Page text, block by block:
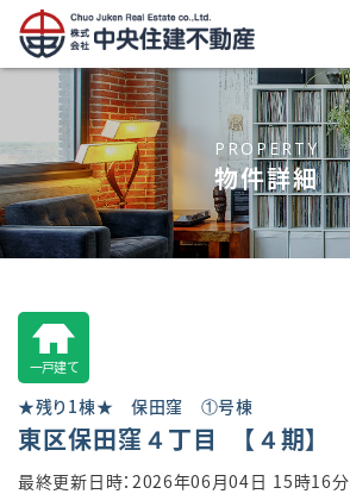
PROPERTY
物件詳細
一戸建て
★残り1棟★ 保田窪 ①号棟
東区保田窪４丁目 【４期】
最終更新日時：2026年06月04日 15時16分